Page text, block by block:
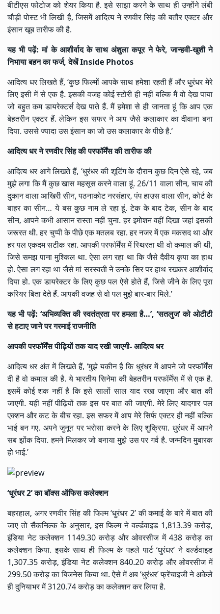
बीटीएस फोटोज को शेयर किया है. इसे साझा करने के साथ ही उन्होंने लंबी
चौड़ी पोस्ट भी लिखी है, जिसमें आदित्य ने रणवीर सिंह की बतौर एक्टर और
इंसान खूब तारीफ की है.
यह भी पढ़ें:मां के आशीर्वाद के साथ अंशुला कपूर ने फेरे, जान्हवी-खुशी ने
निभाया बहन का फर्ज, देखें Inside Photos
आदित्य धर लिखते हैं, ‘कुछ फिल्मों आपके साथ हमेशा रहती हैं और धुरंधर मेरे
लिए इसी में से एक है. इसकी वजह कोई स्टोरी ही नहीं बल्कि मैं वो देख पाया
जो बहुत कम डायरेक्टर्स देख पाते हैं. मैं हमेशा से ही जानता हूं कि आप एक
बेहतरीन एक्टर हैं. लेकिन इस सफर ने आप जैसे कलाकार का दीवाना बना
दिया. उससे ज्यादा उस इंसान का जो उस कलाकार के पीछे है.’
आदित्य धर ने रणवीर सिंह की परफॉर्मेंस की तारीफ की
आदित्य धर आगे लिखते हैं, ‘धुरंधर की शूटिंग के दौरान कुछ दिन ऐसे रहे, जब
मुझे लगा कि मैं कुछ खास महसूस करने वाला हूं. 26/11 वाला सीन, चाय की
दुकान वाला आखिरी सीन, पठनाकोट नरसंहार, पंप हाउस वाला सीन, कोर्ट के
बाहर का सीन… ये बस कुछ नाम ले रहा हूं. टेक के बाद टेक, सीन के बाद
सीन, आपने कभी आसान रास्ता नहीं चुना. हर इमोशन वहीं दिखा जहां इसकी
जरूरत थी. हर चुप्पी के पीछे एक मतलब रहा. हर नजर में एक मकसद था और
हर पल एकदम सटीक रहा. आपकी परफॉर्मेंस में स्थिरता थी वो कमाल की थी,
जिसे समझ पाना मुश्किल था. ऐसा लग रहा था कि जैसे दैवीय कृपा का हाथ
हो. ऐसा लग रहा था जैसे मां सरस्वती ने उनके सिर पर हाथ रखकर आशीर्वाद
दिया हो. एक डायरेक्टर के लिए कुछ पल ऐसे होते हैं, जिसे जीने के लिए पूरा
करियर बिता देते हैं. आपकी वजह से वो पल मुझे बार-बार मिले.’
यह भी पढ़ें: ‘अभिव्यक्ति की स्वतंत्रता पर हमला है…’, ‘सतलुज’ को ओटीटी
से हटाए जाने पर गरमाई राजनीति
आपकी परफॉर्मेंस पीढ़ियों तक याद रखी जाएगी- आदित्य धर
आदित्य धर अंत में लिखते हैं, ‘मुझे यकीन है कि धुरंधर में आपने जो परफॉर्मेंस
दी है वो कमाल की है. ये भारतीय सिनेमा की बेहतरीन परफॉर्मेंस में से एक है.
इसमें कोई शक नहीं है कि इसे सालों साल याद रखा जाएगा और बात की
जाएगी. यही नहीं पीढ़ियों तक इस पर बात की जाएगी. मेरे लिए यादगार पल
एक्शन और कट के बीच रहा. इस सफर में आप मेरे सिर्फ एक्टर ही नहीं बल्कि
भाई बन गए. अपने जुनून पर भरोसा करने के लिए शुक्रिया. धुरंधर में आपने
सब झोंक दिया. हमने मिलकर जो बनाया मुझे उस पर गर्व है. जन्मदिन मुबारक
हो भाई.’
‘धुरंधर 2’ का बॉक्स ऑफिस कलेक्शन
बहरहाल, अगररणवीर सिंहकी फिल्म ‘धुरंधर 2’ की कमाई के बारे में बात की
जाए तो सैकनिल्क के अनुसार, इस फिल्म ने वर्ल्डवाइड 1,813.39 करोड़,
इंडिया नेट कलेक्शन 1149.30 करोड़ और ओवरसीज में 438 करोड़ का
कलेक्शन किया. इसके साथ ही फिल्म के पहले पार्ट ‘धुरंधर’ ने वर्ल्डवाइड
1,307.35 करोड़, इंडिया नेट कलेक्शन 840.20 करोड़ और ओवरसीज में
299.50 करोड़ का बिजनेस किया था. ऐसे में अब ‘धुरंधर’ फ्रेंचाइजी ने अकेले
ही दुनियाभर में 3120.74 करोड़ का कलेक्शन कर लिया है.